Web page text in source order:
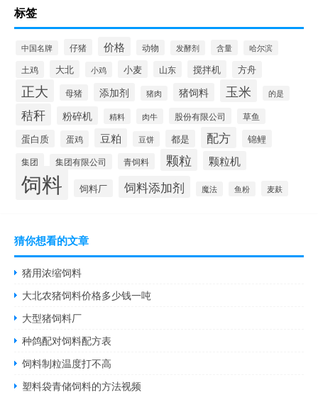
标签
中国名牌 仔猪 价格 动物 发酵剂 含量 哈尔滨
土鸡 大北 小鸡 小麦 山东 搅拌机 方舟
正大 母猪 添加剂 猪肉 猪饲料 玉米 的是
秸秆 粉碎机 精料 肉牛 股份有限公司 草鱼
蛋白质 蛋鸡 豆粕 豆饼 都是 配方 锦鲤
集团 集团有限公司 青饲料 颗粒 颗粒机
饲料 饲料厂 饲料添加剂 魔法 鱼粉 麦麸
猜你想看的文章
猪用浓缩饲料
大北农猪饲料价格多少钱一吨
大型猪饲料厂
种鸽配对饲料配方表
饲料制粒温度打不高
塑料袋青储饲料的方法视频